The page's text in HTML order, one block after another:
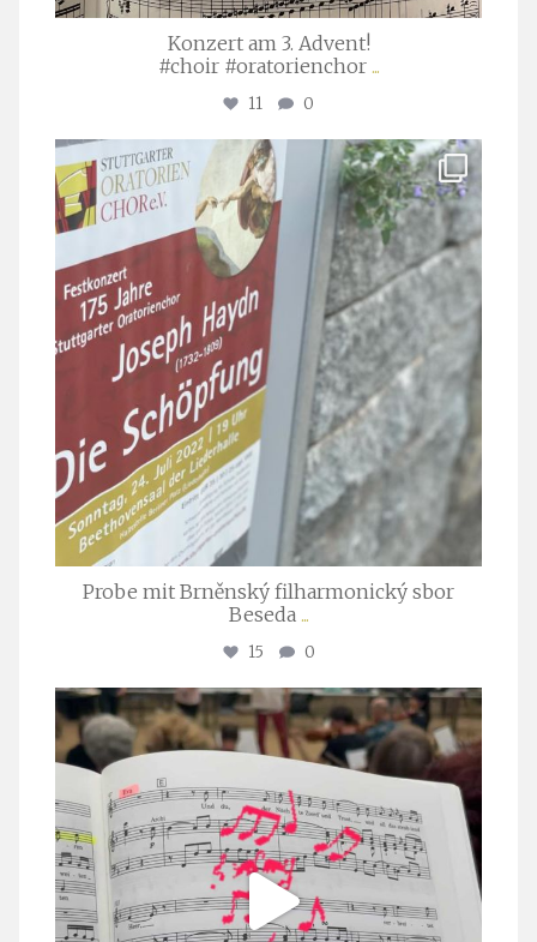
Konzert am 3. Advent!
#choir #oratorienchor ...
11 0
stuttgarter_oratorienchor
Juli 23
Probe mit Brněnský filharmonický sbor
Beseda ...
15 0
stuttgarter_oratorienchor
Juli 23